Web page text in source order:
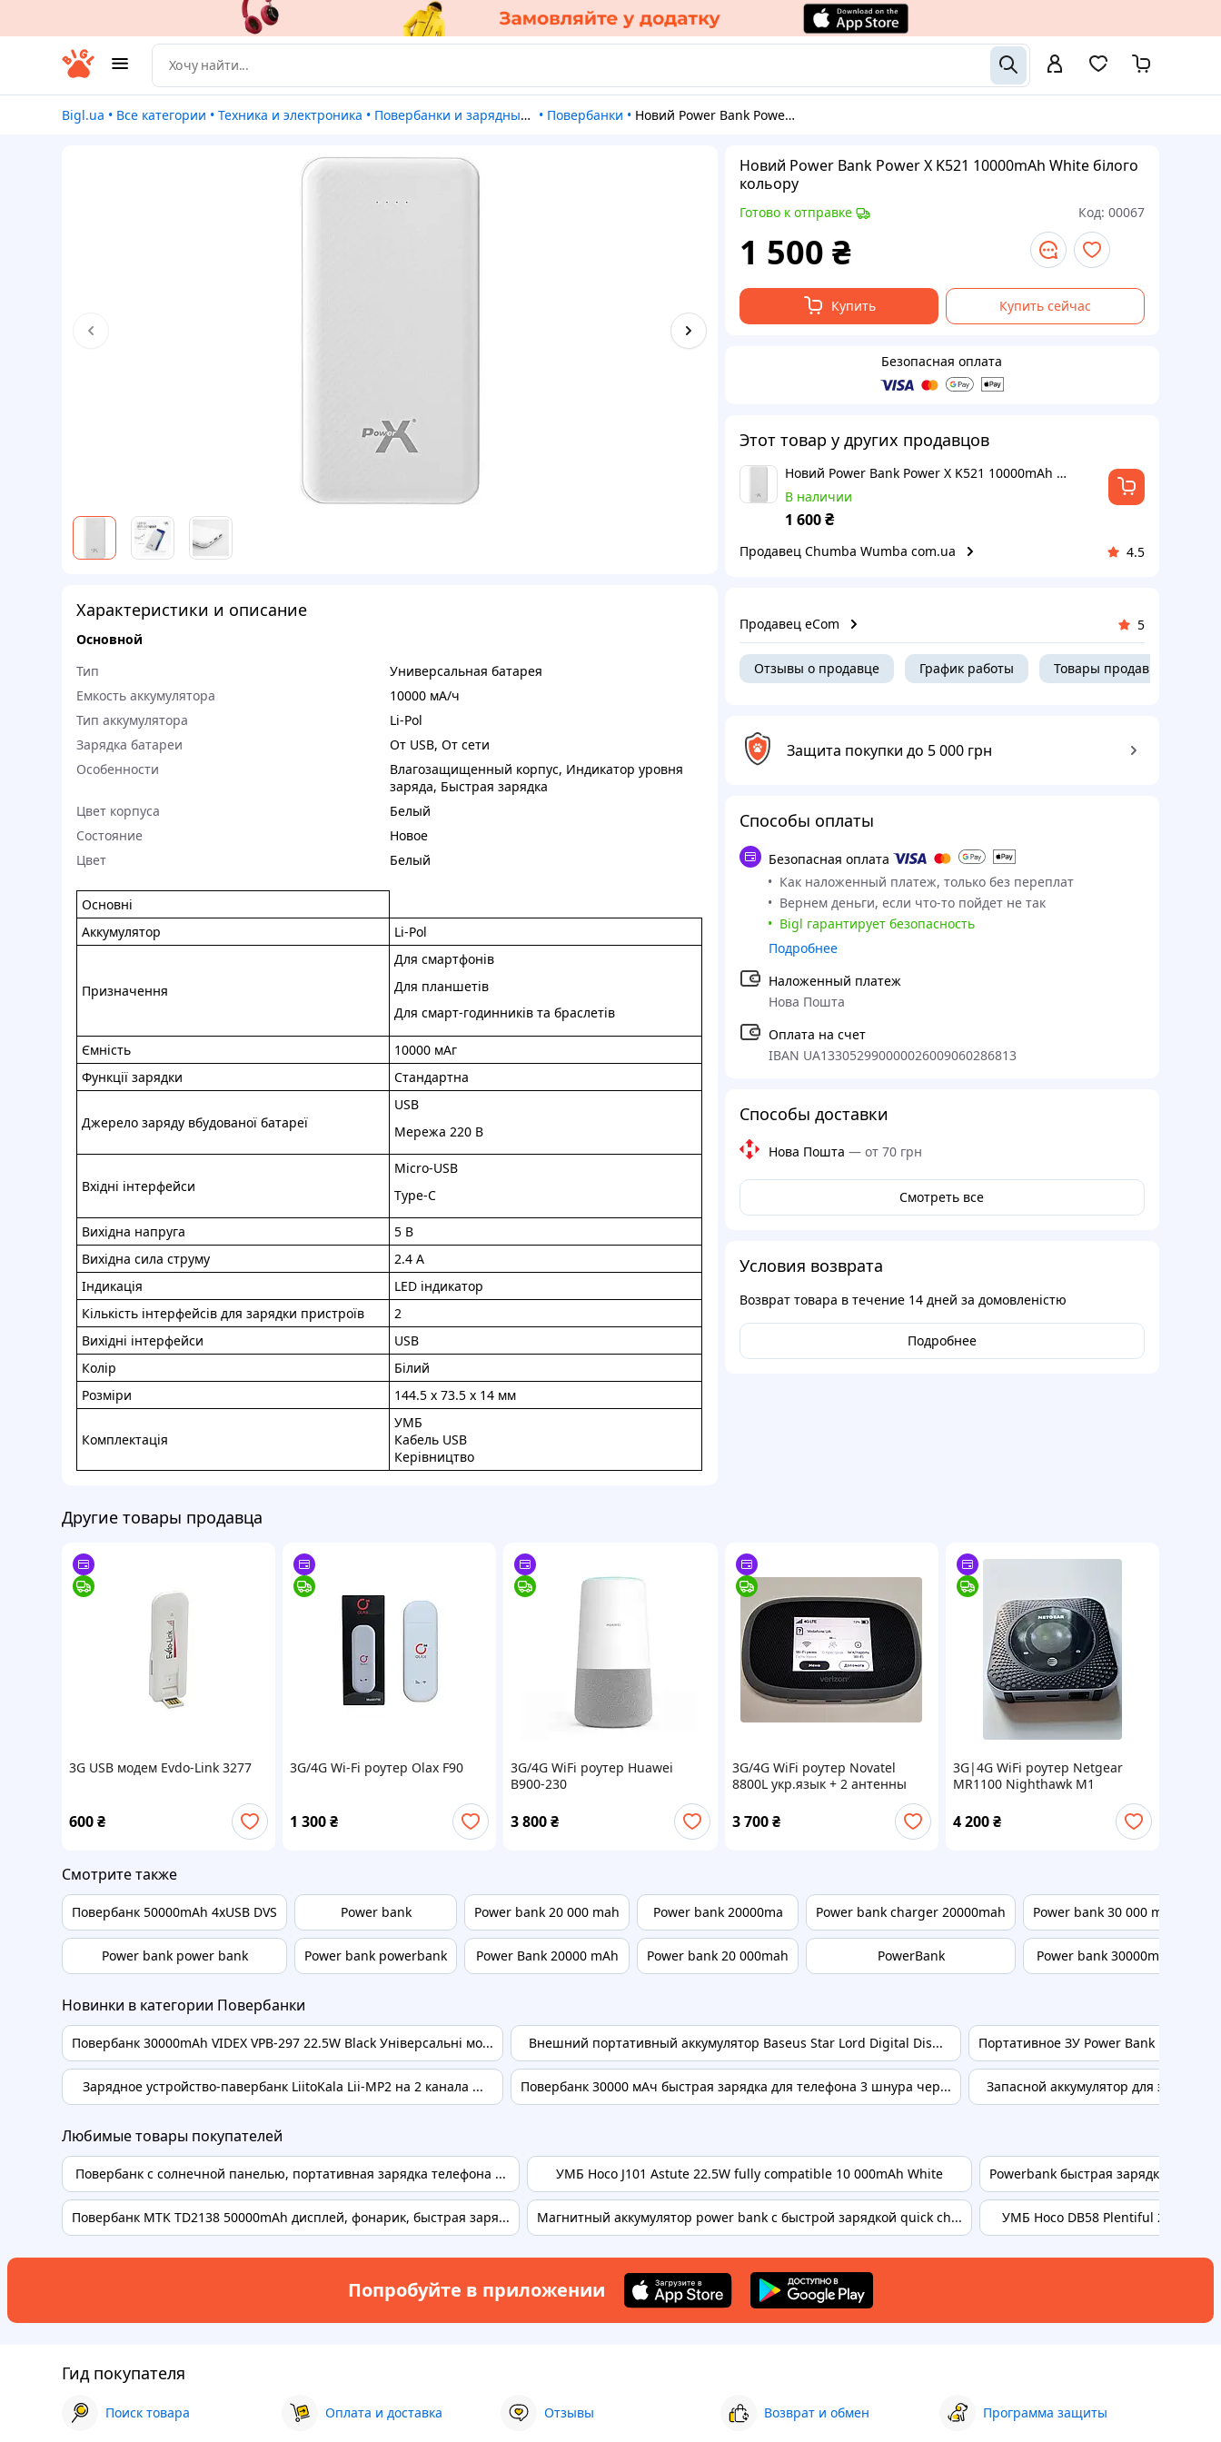
Bigl.ua • Все категории • Техника и электроника • Повербанки и зарядные станции • Повербанки • Новий Power Bank Power X K521 10000mAh White білого кольору
Характеристики и описание
Основной
Тип
Универсальная батарея
Емкость аккумулятора
10000 мА/ч
Тип аккумулятора
Li-Pol
Зарядка батареи
От USB, От сети
Особенности
Влагозащищенный корпус, Индикатор уровня
заряда, Быстрая зарядка
Цвет корпуса
Белый
Состояние
Новое
Цвет
Белый
Основні
Аккумулятор
Li-Pol
Призначення
Для смартфонів
Для планшетів
Для смарт-годинників та браслетів
Ємність
10000 мАг
Функції зарядки
Стандартна
Джерело заряду вбудованої батареї
USB
Мережа 220 В
Вхідні інтерфейси
Micro-USB
Type-C
Вихідна напруга
5 В
Вихідна сила струму
2.4 A
Індикація
LED індикатор
Кількість інтерфейсів для зарядки пристроїв
2
Вихідні інтерфейси
USB
Колір
Білий
Розміри
144.5 x 73.5 x 14 мм
Комплектація
УМБ
Кабель USB
Керівництво
Новий Power Bank Power X K521 10000mAh White білого
кольору
Готово к отправке Код: 00067
1 500 ₴
Купить Купить сейчас
Безопасная оплата
Этот товар у других продавцов
Новий Power Bank Power X K521 10000mAh White білого кольору
В наличии
1 600 ₴
Продавец Chumba Wumba com.ua 4.5
Продавец eCom 5
Отзывы о продавце График работы Товары продавца
Защита покупки до 5 000 грн
Способы оплаты
Безопасная оплата
Как наложенный платеж, только без переплат
Вернем деньги, если что-то пойдет не так
Bigl гарантирует безопасность
Подробнее
Наложенный платеж
Нова Пошта
Оплата на счет
IBAN UA133052990000026009060286813
Способы доставки
Нова Пошта — от 70 грн
Смотреть все
Условия возврата
Возврат товара в течение 14 дней за домовленістю
Подробнее
Другие товары продавца
3G USB модем Evdo-Link 3277
600₴
3G/4G Wi-Fi роутер Olax F90
1 300₴
3G/4G WiFi роутер Huawei
B900-230
3 800₴
3G/4G WiFi роутер Novatel
8800L укр.язык + 2 антенны
3 700 ₴
3G|4G WiFi роутер Netgear
MR1100 Nighthawk M1
4 200₴
Смотрите также
Повербанк 50000mAh 4xUSB DVS
Power bank power bank
Power bank
Power bank powerbank
Power bank 20 000 mah
Power Bank 20000 mAh
Power bank 20000ma
Power bank 20 000mah
Power bank charger 20000mah
PowerBank
Power bank 30 000 mah
Power bank 30000mah
Новинки в категории Повербанки
Повербанк 30000mAh VIDEX VPB-297 22.5W Black Універсальні мо...
Зарядное устройство-павербанк LiitoKala Lii-MP2 на 2 канала ...
Внешний портативный аккумулятор Baseus Star Lord Digital Dis...
Повербанк 30000 мАч быстрая зарядка для телефона 3 шнура чер...
Портативное ЗУ Power Bank Hoco
Запасной аккумулятор для
Любимые товары покупателей
Повербанк с солнечной панелью, портативная зарядка телефона ...
Повербанк MTK TD2138 50000mAh дисплей, фонарик, быстрая заря...
УМБ Hoco J101 Astute 22.5W fully compatible 10 000mAh White
Магнитный аккумулятор power bank с быстрой зарядкой quick ch...
Powerbank быстрая зарядка для
УМБ Hoco DB58 Plentiful 22.5W
Попробуйте в приложении
Гид покупателя
Поиск товара Оплата и доставка Отзывы Возврат и обмен Программа защиты